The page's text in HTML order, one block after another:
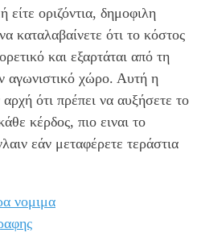
οριζόντια, δημοφιλη
καταλαβαίνετε ότι το κόστος
και εξαρτάται από τη
αγωνιστικό χώρο. Αυτή η
ότι πρέπει να αυξήσετε το
κέρδος, πιο ειναι το
εάν μεταφέρετε τεράστια
νομιμα